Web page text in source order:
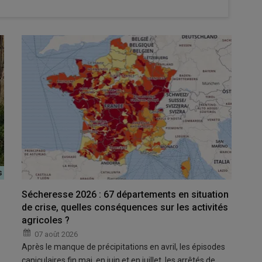
Sécheresse 2026 : 67 départements en situation
de crise, quelles conséquences sur les activités
agricoles ?
07 août 2026
Après le manque de précipitations en avril, les épisodes